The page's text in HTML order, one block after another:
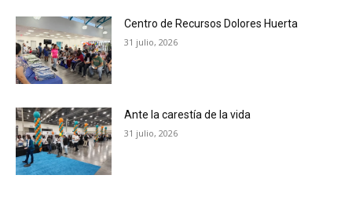
Centro de Recursos Dolores Huerta
31 julio, 2026
Ante la carestía de la vida
31 julio, 2026